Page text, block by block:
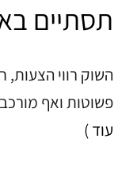
תסתיים
השוק רווי הצעות,
פשוטות ואף
עוד )